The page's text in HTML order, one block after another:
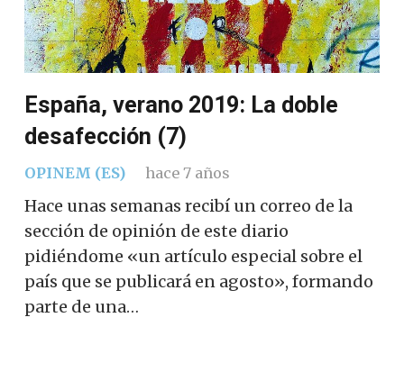
España, verano 2019: La doble
desafección (7)
OPINEM (ES) hace 7 años
Hace unas semanas recibí un correo de la
sección de opinión de este diario
pidiéndome «un artículo especial sobre el
país que se publicará en agosto», formando
parte de una…